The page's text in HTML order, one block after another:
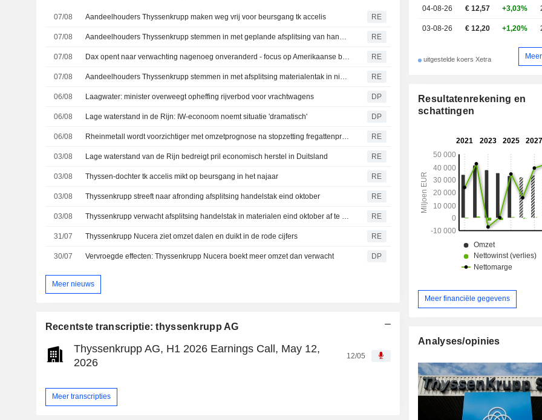
07/08 Aandeelhouders Thyssenkrupp maken weg vrij voor beursgang tk accelis RE
07/08 Aandeelhouders Thyssenkrupp stemmen in met geplande afsplitsing van handelstak in materialen RE
07/08 Dax opent naar verwachting nagenoeg onveranderd - focus op Amerikaanse banencijfers en bedrijfsresultaten RE
07/08 Aandeelhouders Thyssenkrupp stemmen in met afsplitsing materialentak in nieuwe herstructureringsronde RE
06/08 Laagwater: minister overweegt opheffing rijverbod voor vrachtwagens DP
06/08 Lage waterstand in de Rijn: IW-econoom noemt situatie 'dramatisch' DP
06/08 Rheinmetall wordt voorzichtiger met omzetprognose na stopzetting fregattenprogramma RE
03/08 Lage waterstand van de Rijn bedreigt pril economisch herstel in Duitsland RE
03/08 Thyssen-dochter tk accelis mikt op beursgang in het najaar RE
03/08 Thyssenkrupp streeft naar afronding afsplitsing handelstak eind oktober RE
03/08 Thyssenkrupp verwacht afsplitsing handelstak in materialen eind oktober af te ronden RE
31/07 Thyssenkrupp Nucera ziet omzet dalen en duikt in de rode cijfers RE
30/07 Vervroegde effecten: Thyssenkrupp Nucera boekt meer omzet dan verwacht DP
Meer nieuws
Recentste transcriptie: thyssenkrupp AG
Thyssenkrupp AG, H1 2026 Earnings Call, May 12,
2026
12/05
Meer transcripties
maritieme
wereldwijd actief.
04-08-26 € 12,57 +3,03%
03-08-26 € 12,20 +1,20%
uitgestelde koers Xetra
Resultatenrekening en
schattingen
Meer financiële gegevens
Analyses/opinies